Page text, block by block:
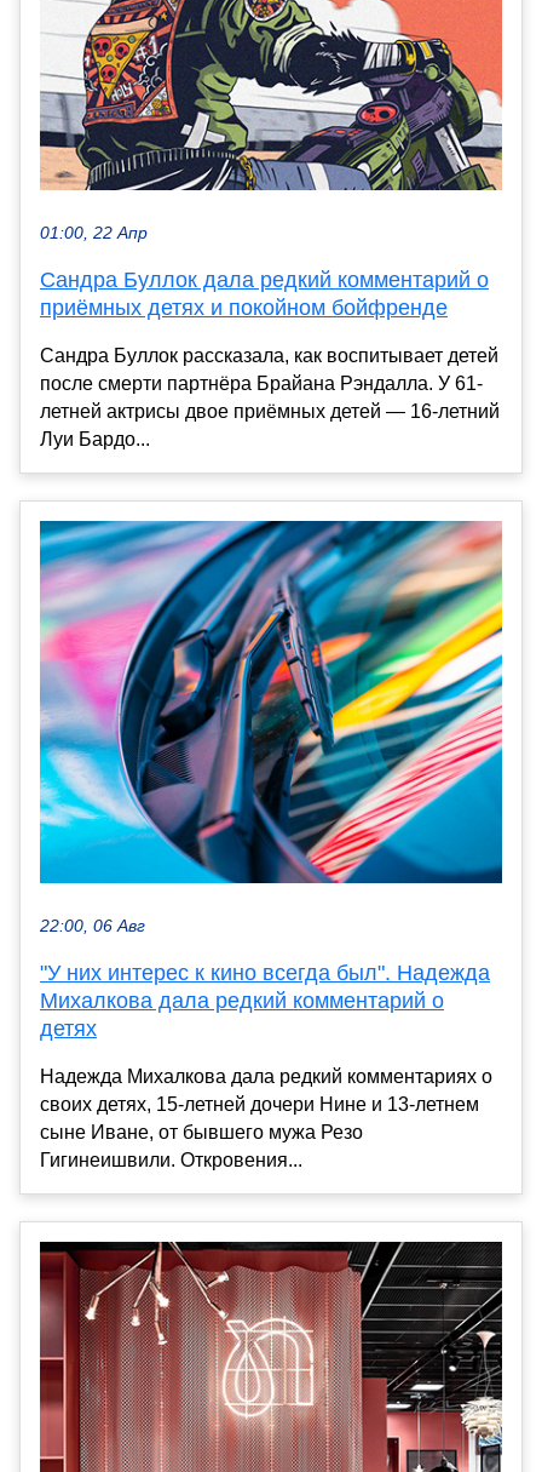
01:00, 22 Апр
Сандра Буллок дала редкий комментарий о
приёмных детях и покойном бойфренде
Сандра Буллок рассказала, как воспитывает детей
после смерти партнёра Брайана Рэндалла. У 61-
летней актрисы двое приёмных детей — 16-летний
Луи Бардо...
22:00, 06 Авг
"У них интерес к кино всегда был". Надежда
Михалкова дала редкий комментарий о
детях
Надежда Михалкова дала редкий комментариях о
своих детях, 15-летней дочери Нине и 13-летнем
сыне Иване, от бывшего мужа Резо
Гигинеишвили. Откровения...